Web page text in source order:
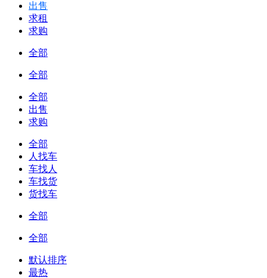
出售
求租
求购
全部
全部
全部
出售
求购
全部
人找车
车找人
车找货
货找车
全部
全部
默认排序
最热